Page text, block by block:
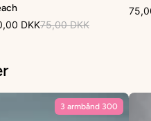
DKK75,00 DKK
3 armbånd 300